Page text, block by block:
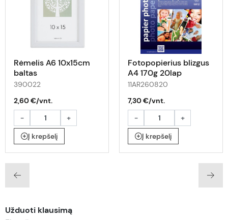
Rėmelis A6 10x15cm
baltas
390022
2,60 €/vnt.
-
+
Į krepšelį
Fotopopierius blizgus
A4 170g 20lap
11AR260820
7,30 €/vnt.
-
+
Į krepšelį
Užduoti klausimą